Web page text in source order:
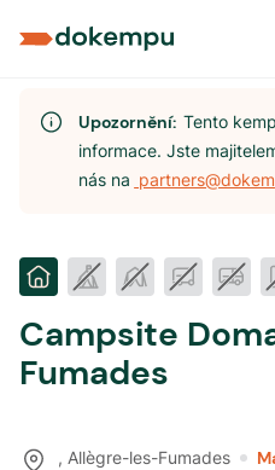
Upozornění:Tento
informace. Jste
nás na
Campsite
Fumades
, Allègre-les-Fumades